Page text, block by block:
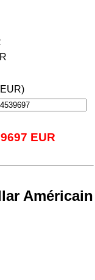
EUR
Américain